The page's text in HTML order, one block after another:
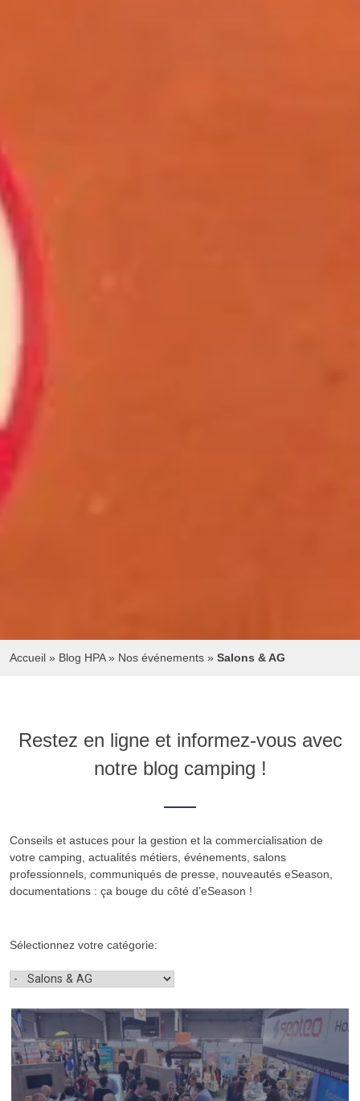
Accueil » Blog HPA» Nos événements » Salons & AG
Restez en ligne et informez-vous avec
notre blog camping !
Conseils et astuces pour la gestion et la commercialisation de
votre camping, actualités métiers, événements, salons
professionnels, communiqués de presse, nouveautés eSeason,
documentations : ça bouge du côté d’eSeason !
Sélectionnez votre catégorie: